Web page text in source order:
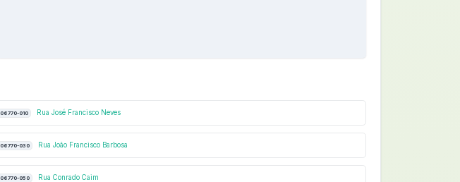
06770-010 Rua José Francisco Neves
06770-030 Rua João Francisco Barbosa
06770-050 Rua Conrado Caim